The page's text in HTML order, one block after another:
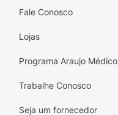
Fale Conosco
Lojas
Programa Araujo Médico
Trabalhe Conosco
Seja um fornecedor